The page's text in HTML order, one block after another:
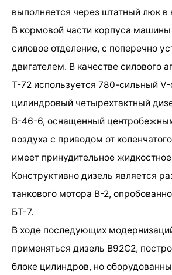
выполняется через штатный люк
В кормовой части корпуса
силовое отделение, с поперечно
двигателем. В качестве силового
Т-72 используется 780-сильный
цилиндровый четырехтактный
В-46-6, оснащенный
воздуха с приводом от
имеет принудительное
Конструктивно дизель является
танкового мотора В-2,
БТ-7.
В ходе последующих
применяться дизель В92С2,
блоке цилиндров, но